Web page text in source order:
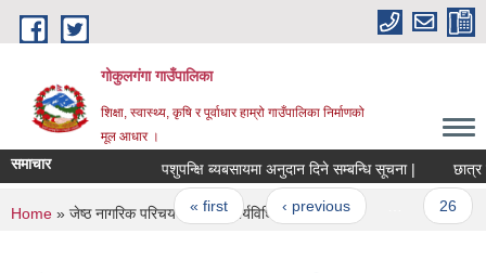
Skip to main content
गोकुलगंगा गाउँपालिका
शिक्षा, स्वास्थ्य, कृषि र पूर्वाधार हाम्रो गाउँपालिका निर्माणको
मूल आधार ।
समाचार पशुपन्क्षि ब्यबसायमा अनुदान दिने सम्बन्धि सूचना | छात्र
Pages
« first ‹ previous 26
You are here
Home » जेष्ठ नागरिक परिचयप वितरण कार्यविधि २०७६